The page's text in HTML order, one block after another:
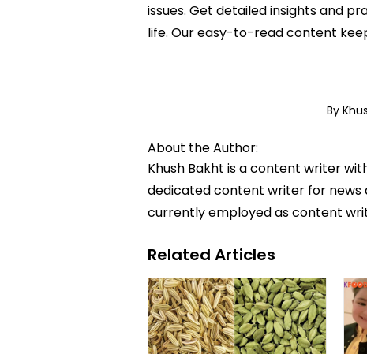
issues. Get detailed insights and
life. Our easy-to-read content
By
About the Author:
Khush Bakht is a content writer
dedicated content writer for news
currently employed as content
Related Articles